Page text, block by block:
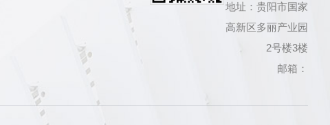
地址：贵阳市国家
高新区多丽产业园
2号楼3楼
邮箱：